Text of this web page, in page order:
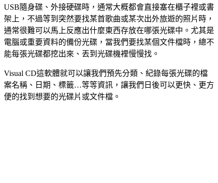
USB隨身碟、外接硬碟時，通常大概都會直接塞在櫃子裡或書
架上，不過等到突然要找某首歌曲或某次出外旅遊的照片時，
通常很難可以馬上反應出什麼東西存放在哪張光碟中。尤其是
電腦或重要資料的備份光碟，當我們要找某個文件檔時，總不
能每張光碟都挖出來、丟到光碟機裡慢慢找。
Visual CD這軟體就可以讓我們預先分類、紀錄每張光碟的檔
案名稱、日期、標籤…等等資訊，讓我們日後可以更快、更方
便的找到想要的光碟片或文件檔。